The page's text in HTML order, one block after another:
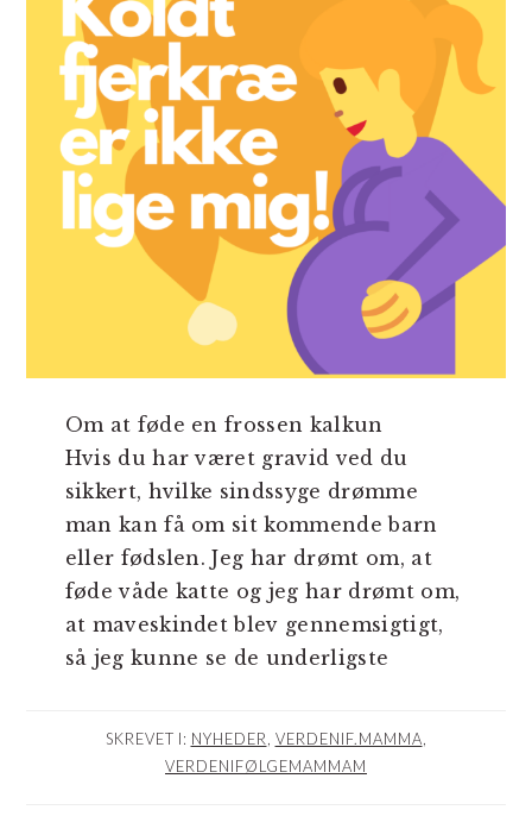
Om at føde en frossen kalkun
Hvis du har været gravid ved du
sikkert, hvilke sindssyge drømme
man kan få om sit kommende barn
eller fødslen. Jeg har drømt om, at
føde våde katte og jeg har drømt om,
at maveskindet blev gennemsigtigt,
så jeg kunne se de underligste
SKREVET I: NYHEDER VERDENIF.MAMMA
VERDENIFØLGEMAMMAM